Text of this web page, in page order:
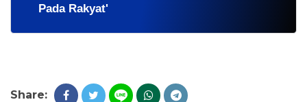
Pada Rakyat'
Share: